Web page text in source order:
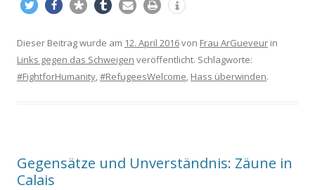
Dieser Beitrag wurde am 12. April 2016von Frau ArGueveur in
Links gegen das Schweigen veröffentlicht. Schlagworte:
#FightforHumanity,#RefugeesWelcome, Hass überwinden.
Gegensätze und Unverständnis: Zäune in
Calais